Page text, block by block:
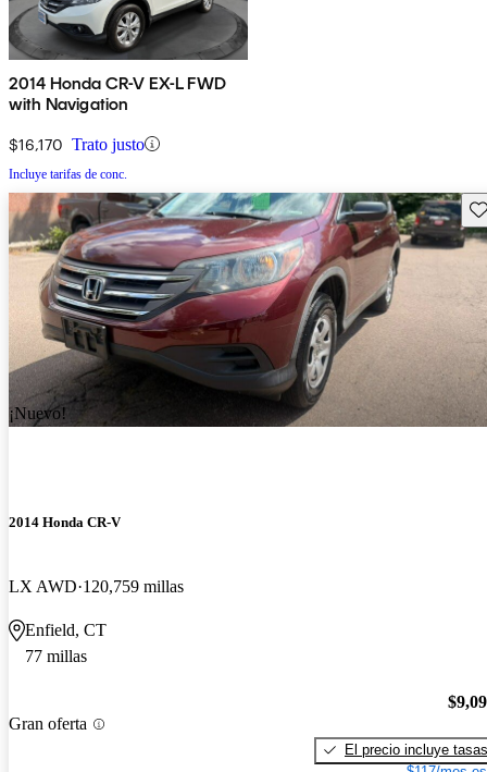
2014 Honda CR-V EX-L FWD
with Navigation
$16,170 Trato justo
Incluye tarifas de conc.
¡Nuevo!
2014 Honda CR-V
LX AWD 120,759 millas
Enfield, CT
77 millas
Gran oferta
El precio incluye tasas